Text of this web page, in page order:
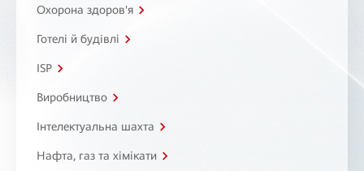
Охорона здоров'я
Готелі й будівлі
ISP
Виробництво
Інтелектуальна шахта
Нафта, газ та хімікати